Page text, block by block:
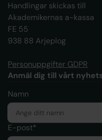
Handlingar skickas till
Akademikernas a-kassa
FE 55
938 88 Arjeplog
Personuppgifter GDPR
Anmäl dig till vårt
Namn
E-post*